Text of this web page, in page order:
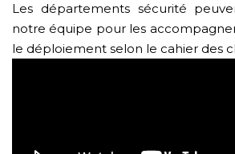
Les départements sécurité
notre équipe pour les
le déploiement selon le cahier des